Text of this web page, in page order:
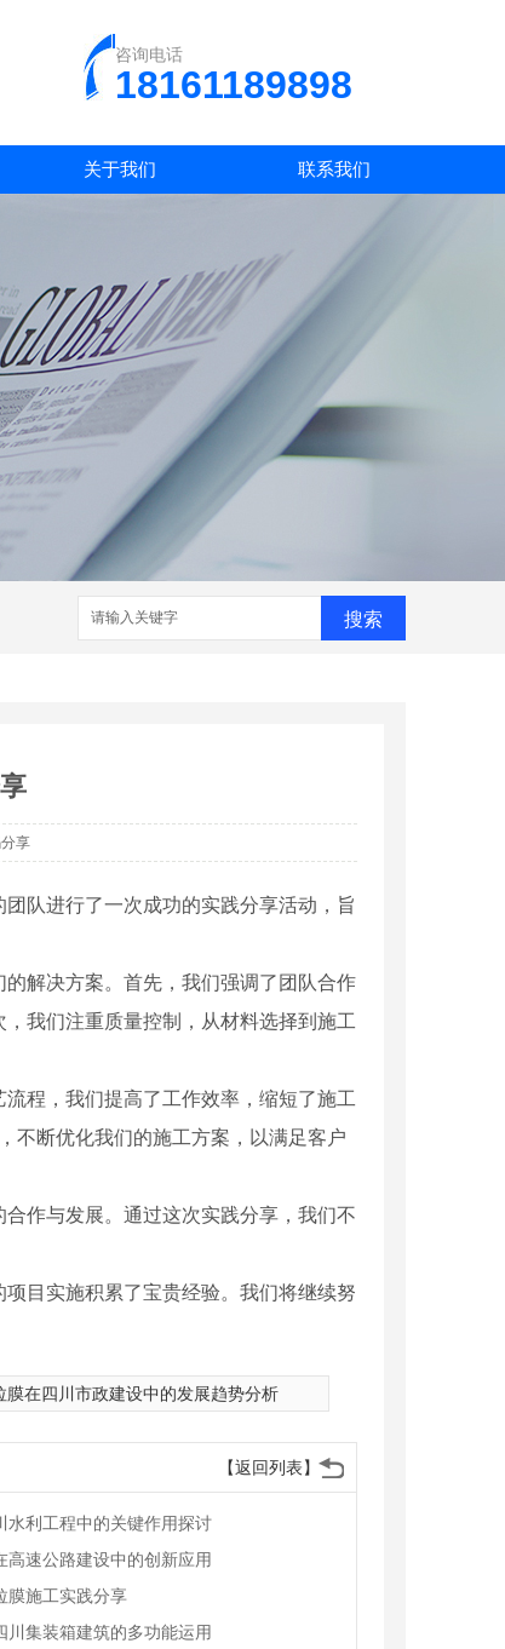
咨询电话
18161189898
关于我们 联系我们
搜索
享
队进行了一次成功的实践分享活动，旨
解决方案。首先，我们强调了团队合作
我们注重质量控制，从材料选择到施工
程，我们提高了工作效率，缩短了施工
不断优化我们的施工方案，以满足客户
作与发展。通过这次实践分享，我们不
目实施积累了宝贵经验。我们将继续努
膜在四川市政建设中的发展趋势分析
【返回列表】
水利工程中的关键作用探讨
高速公路建设中的创新应用
膜施工实践分享
川集装箱建筑的多功能运用